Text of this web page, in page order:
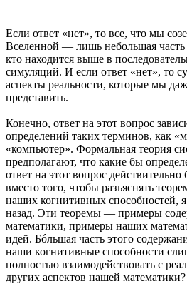
Если ответ «нет», то все, что мы
Вселенной — лишь небольшая часть
кто находится выше в
симуляций. И если ответ «нет», то
аспекты реальности, которые мы
представить.
Конечно, ответ на этот вопрос
определений таких терминов, как
«компьютер». Формальная теория
предполагают, что какие бы
ответ на этот вопрос действительно
вместо того, чтобы разъяснять
наших когнитивных способностей,
назад. Эти теоремы — примеры
математики, примеры наших
идей. Бóльшая часть этого
наши когнитивные способности
полностью взаимодействовать с
других аспектов нашей математики?